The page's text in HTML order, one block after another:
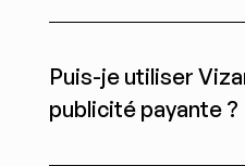
Puis-je utiliser
publicité payante ?